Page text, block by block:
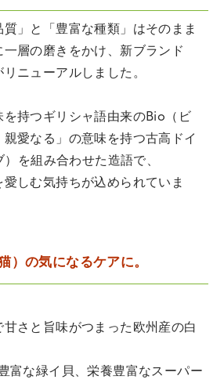
質」と「豊富な種類」はそのまま
層の磨きをかけ、新ブランド
リニューアルしました。
を持つギリシャ語由来のBio（ビ
愛なる」の意味を持つ古高ドイ
を組み合わせた造語で、
しむ気持ちが込められていま
）の気になるケアに。
甘さと旨味がつまった欧州産の白
富な緑イ貝、栄養豊富なスーパー